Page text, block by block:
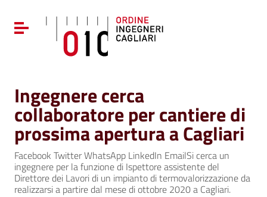
Vai al menu di navigazione
Vai al footer
Attiva / disattiva la navigazione
Ingegnere cerca
collaboratore per cantiere di
prossima apertura a Cagliari
Facebook Twitter WhatsApp LinkedIn EmailSi cerca un
ingegnere per la funzione di Ispettore assistente del
Direttore dei Lavori di un impianto di termovalorizzazione da
realizzarsi a partire dal mese di ottobre 2020 a Cagliari.